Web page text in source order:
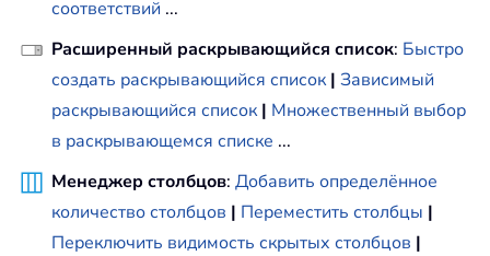
соответствий ...
Расширенный раскрывающийся список: Быстро
создать раскрывающийся список | Зависимый
раскрывающийся список | Множественный выбор
в раскрывающемся списке ...
Менеджер столбцов: Добавить определённое
количество столбцов | Переместить столбцы |
Переключить видимость скрытых столбцов |